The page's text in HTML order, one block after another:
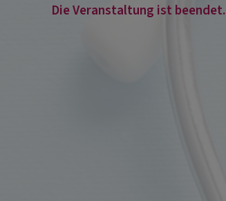
Die Veranstaltung ist beendet.